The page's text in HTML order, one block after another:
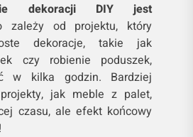
dekoracji DIY jest
zależy od projektu, który
dekoracje, takie jak
czy robienie poduszek,
w kilka godzin. Bardziej
jak meble z palet,
czasu, ale efekt końcowy